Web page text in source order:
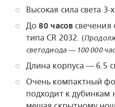
Высокая сила света 3-х
До 80 часовсвечения
типа CR 2032. (
светодиода — 100 000
Длина корпуса — 6.5
Очень компактный
подходит к